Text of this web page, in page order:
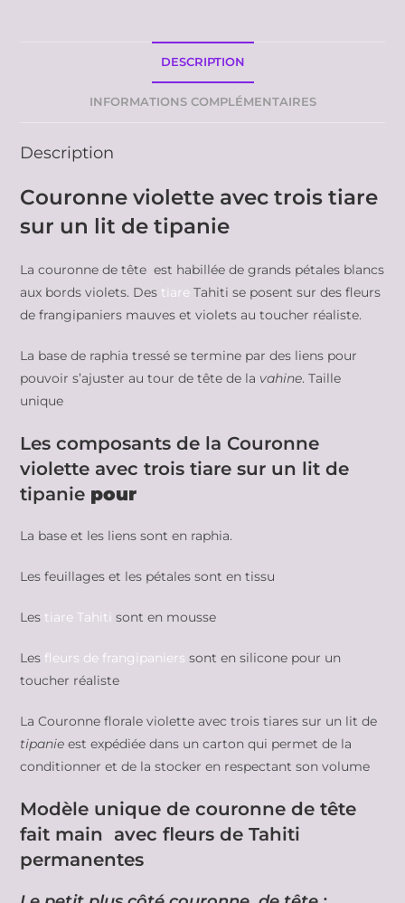
DESCRIPTION
INFORMATIONS COMPLÉMENTAIRES
Description
Couronne violette avec trois tiare
sur un lit de tipanie
La couronne de tête est habillée de grands pétales blancs
aux bords violets. Des tiare Tahiti se posent sur des fleurs
de frangipaniers mauves et violets au toucher réaliste.
La base de raphia tressé se termine par des liens pour
pouvoir s’ajuster au tour de tête de la vahine. Taille
unique
Les composants de la Couronne
violette avec trois tiare sur un lit de
tipanie pour
La base et les liens sont en raphia.
Les feuillages et les pétales sont en tissu
Les tiare Tahiti sont en mousse
Les fleurs de frangipaniers sont en silicone pour un
toucher réaliste
La Couronne florale violette avec trois tiares sur un lit de
tipanie est expédiée dans un carton qui permet de la
conditionner et de la stocker en respectant son volume
Modèle unique de couronne de tête
fait main avec fleurs de Tahiti
permanentes